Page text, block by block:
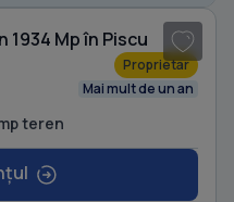
1934 Mp în Piscu
Proprietar
Mai mult de un an
teren